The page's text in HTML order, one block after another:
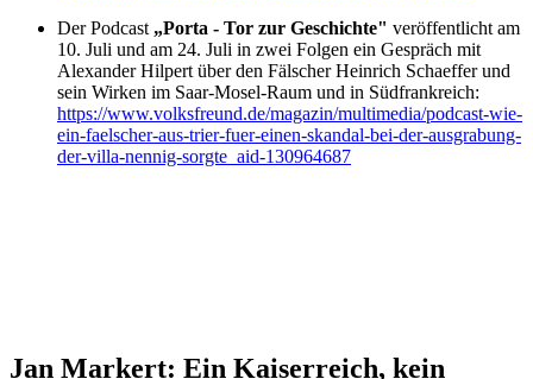
Der Podcast „Porta - Tor zur Geschichte" veröffentlicht am
10. Juli und am 24. Juli in zwei Folgen ein Gespräch mit
Alexander Hilpert über den Fälscher Heinrich Schaeffer und
sein Wirken im Saar-Mosel-Raum und in Südfrankreich:
https://www.volksfreund.de/magazin/multimedia/podcast-wie-
ein-faelscher-aus-trier-fuer-einen-skandal-bei-der-ausgrabung-
der-villa-nennig-sorgte_aid-130964687
Jan Markert: Ein Kaiserreich, kein